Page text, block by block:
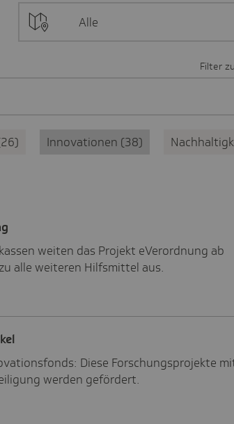
Filter
26 Innovationen 38
Alle
weiten das Projekt eVerordnung ab
alle weiteren Hilfsmittel aus.
Diese Forschungsprojekte
werden gefördert.